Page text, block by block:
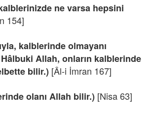
ne varsa hepsini
154]
kalblerinde olmayanı
Allah, onların kalblerinde
bilir.) [Âl-i İmran 167]
olanı Allah bilir.) [Nisa 63]